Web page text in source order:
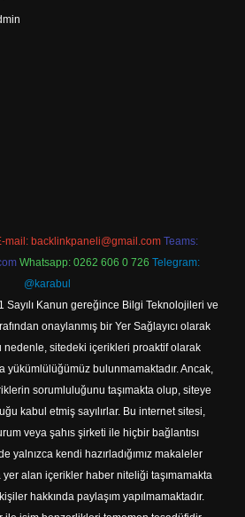
mail: backlinkpaneli@gmail.com Teams:
Whatsapp: 0262 606 0 726 Telegram:
@karabul
Sayılı Kanun gereğince Bilgi Teknolojileri ve
onaylanmış bir Yer Sağlayıcı olarak
nedenle, sitedeki içerikleri proaktif olarak
yükümlülüğümüz bulunmamaktadır. Ancak,
sorumluluğunu taşımakta olup, siteye
kabul etmiş sayılırlar. Bu internet sitesi,
veya şahıs şirketi ile hiçbir bağlantısı
yalnızca kendi hazırladığımız makaleler
yer alan içerikler haber niteliği taşımamakta
hakkında paylaşım yapılmamaktadır.